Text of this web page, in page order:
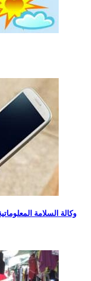
وكالة السلامة